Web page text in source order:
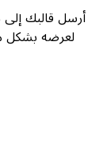
لعرضه بشكل